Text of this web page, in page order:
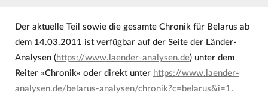
Der aktuelle Teil sowie die gesamte Chronik für Belarus ab
dem 14.03.2011 ist verfügbar auf der Seite der Länder-
Analysen (https://www.laender-analysen.de) unter dem
Reiter »Chronik« oder direkt unter https://www.laender-
analysen.de/belarus-analysen/chronik?c=belarus&i=1 .